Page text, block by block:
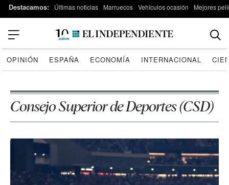
Destacamos: Últimas noticias Marruecos Vehículos ocasión Mejores
OPINIÓN ESPAÑA ECONOMÍA INTERNACIONAL
Consejo Superior de Deportes (CSD)